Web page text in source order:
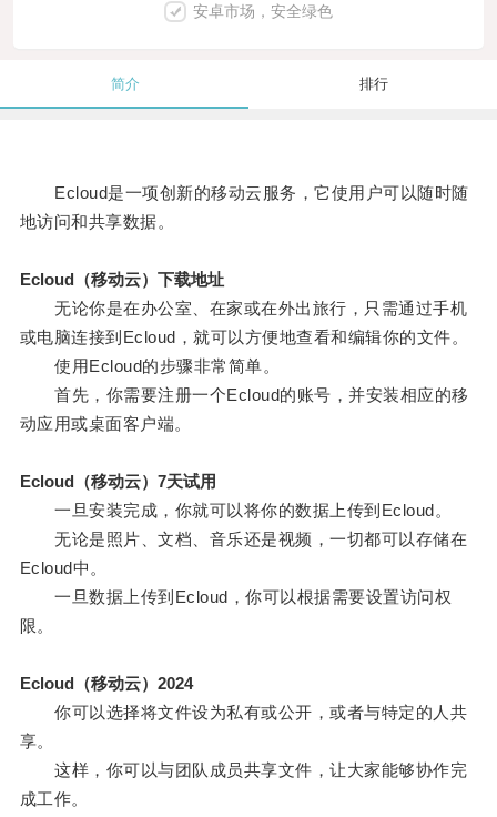
安卓市场，安全绿色
简介 排行
Ecloud是一项创新的移动云服务，它使用户可以随时随
地访问和共享数据。
Ecloud（移动云）下载地址
无论你是在办公室、在家或在外出旅行，只需通过手机
或电脑连接到Ecloud，就可以方便地查看和编辑你的文件。
使用Ecloud的步骤非常简单。
首先，你需要注册一个Ecloud的账号，并安装相应的移
动应用或桌面客户端。
Ecloud（移动云）7天试用
一旦安装完成，你就可以将你的数据上传到Ecloud。
无论是照片、文档、音乐还是视频，一切都可以存储在
Ecloud中。
一旦数据上传到Ecloud，你可以根据需要设置访问权
限。
Ecloud（移动云）2024
你可以选择将文件设为私有或公开，或者与特定的人共
享。
这样，你可以与团队成员共享文件，让大家能够协作完
成工作。